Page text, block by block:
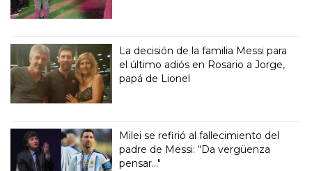
La decisión de la familia Messi para
el último adiós en Rosario a Jorge,
papá de Lionel
Milei se refirió al fallecimiento del
padre de Messi: “Da vergüenza
pensar..."